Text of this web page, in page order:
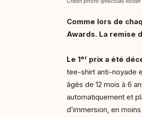
Comme lors de
Awards. La remise
Le 1er prix a été
tee-shirt anti-noyade
âgés de 12 mois à 6
automatiquement et
d’immersion, en